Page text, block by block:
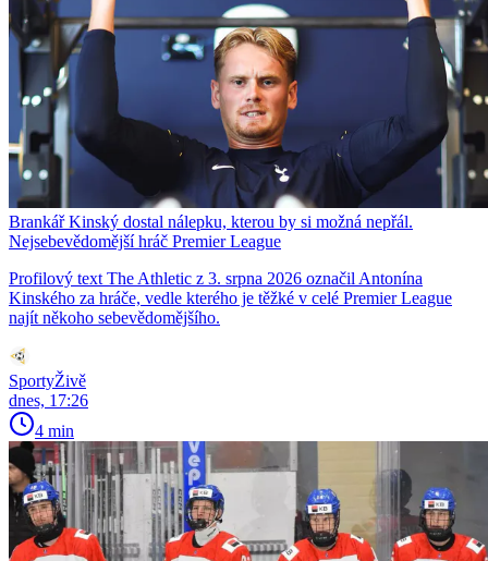
Brankář Kinský dostal nálepku, kterou by si možná nepřál.
Nejsebevědomější hráč Premier League
Profilový text The Athletic z 3. srpna 2026 označil Antonína
Kinského za hráče, vedle kterého je těžké v celé Premier League
najít někoho sebevědomějšího.
SportyŽivě
dnes, 17:26
4 min